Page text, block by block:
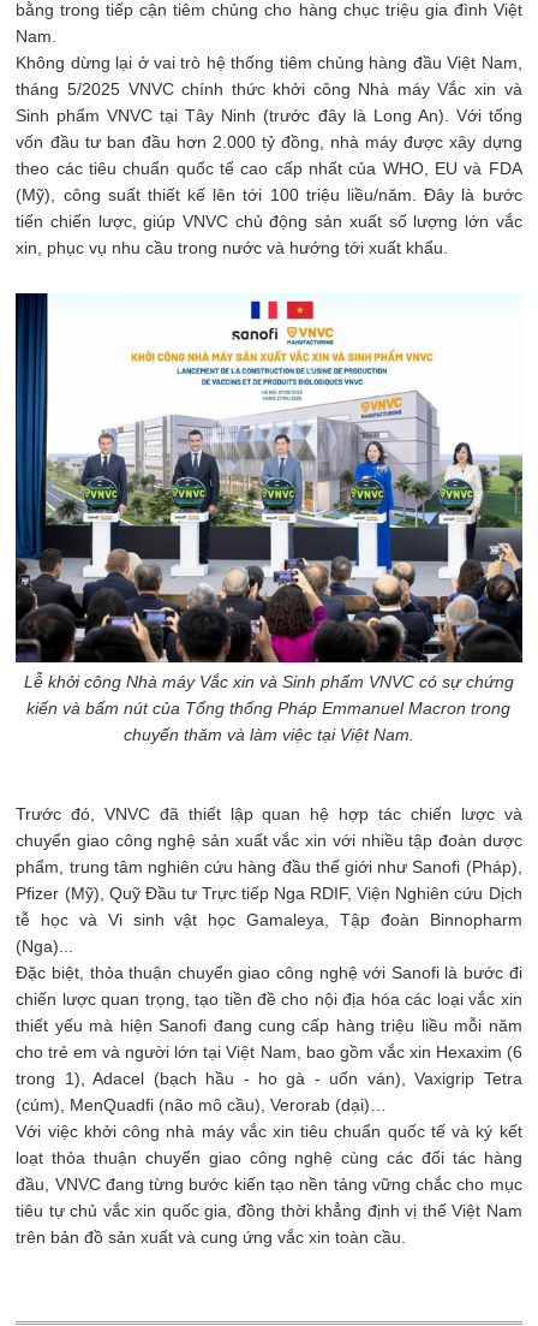
bằng trong tiếp cận tiêm chủng cho hàng chục triệu gia đình Việt
Nam.
Không dừng lại ở vai trò hệ thống tiêm chủng hàng đầu Việt Nam,
tháng 5/2025 VNVC chính thức khởi công Nhà máy Vắc xin và
Sinh phẩm VNVC tại Tây Ninh (trước đây là Long An). Với tổng
vốn đầu tư ban đầu hơn 2.000 tỷ đồng, nhà máy được xây dựng
theo các tiêu chuẩn quốc tế cao cấp nhất của WHO, EU và FDA
(Mỹ), công suất thiết kế lên tới 100 triệu liều/năm. Đây là bước
tiến chiến lược, giúp VNVC chủ động sản xuất số lượng lớn vắc
xin, phục vụ nhu cầu trong nước và hướng tới xuất khẩu.
Lễ khởi công Nhà máy Vắc xin và Sinh phẩm VNVC có sự chứng
kiến và bấm nút của Tổng thống Pháp Emmanuel Macron trong
chuyến thăm và làm việc tại Việt Nam.
Trước đó, VNVC đã thiết lập quan hệ hợp tác chiến lược và
chuyển giao công nghệ sản xuất vắc xin với nhiều tập đoàn dược
phẩm, trung tâm nghiên cứu hàng đầu thế giới như Sanofi (Pháp),
Pfizer (Mỹ), Quỹ Đầu tư Trực tiếp Nga RDIF, Viện Nghiên cứu Dịch
tễ học và Vi sinh vật học Gamaleya, Tập đoàn Binnopharm
(Nga)...
Đặc biệt, thỏa thuận chuyển giao công nghệ với Sanofi là bước đi
chiến lược quan trọng, tạo tiền đề cho nội địa hóa các loại vắc xin
thiết yếu mà hiện Sanofi đang cung cấp hàng triệu liều mỗi năm
cho trẻ em và người lớn tại Việt Nam, bao gồm vắc xin Hexaxim (6
trong 1), Adacel (bạch hầu - ho gà - uốn ván), Vaxigrip Tetra
(cúm), MenQuadfi (não mô cầu), Verorab (dại)…
Với việc khởi công nhà máy vắc xin tiêu chuẩn quốc tế và ký kết
loạt thỏa thuận chuyển giao công nghệ cùng các đối tác hàng
đầu, VNVC đang từng bước kiến tạo nền tảng vững chắc cho mục
tiêu tự chủ vắc xin quốc gia, đồng thời khẳng định vị thế Việt Nam
trên bản đồ sản xuất và cung ứng vắc xin toàn cầu.